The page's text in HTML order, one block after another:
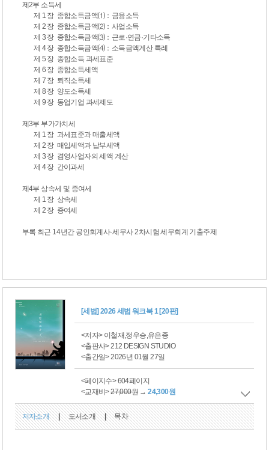
제2부 소득세
제 1 장 종합소득금액⑴：금융소득
제 2 장 종합소득금액⑵：사업소득
제 3 장 종합소득금액⑶：근로·연금·기타소득
제 4 장 종합소득금액⑷：소득금액계산 특례
제 5 장 종합소득 과세표준
제 6 장 종합소득세액
제 7 장 퇴직소득세
제 8 장 양도소득세
제 9 장 동업기업 과세제도
제3부 부가가치세
제 1 장 과세표준과 매출세액
제 2 장 매입세액과 납부세액
제 3 장 겸영사업자의 세액 계산
제 4 장 간이과세
제4부 상속세 및 증여세
제 1 장 상속세
제 2 장 증여세
부록 최근 14년간 공인회계사·세무사2차시험 세무회계 기출주제
[세법] 2026 세법 워크북 1 [20판]
<저자> 이철재,정우승,유은종
<출판사> 212 DESIGN STUDIO
<출간일> 2026년 01월 27일
<페이지수> 604페이지
<교재비>27,000원 →24,300원
저자소개 | 도서소개 | 목차